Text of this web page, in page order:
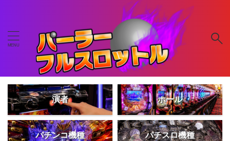
演者 ホール
パチンコ機種 パチスロ機種